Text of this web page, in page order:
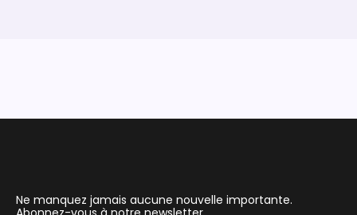
Ne manquez jamais aucune nouvelle importante.